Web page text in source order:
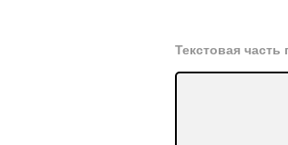
Текстовая часть